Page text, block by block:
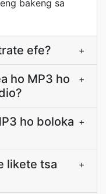
bakeng sa
efe? +
ho MP3 ho
+
ho boloka +
likete tsa
+